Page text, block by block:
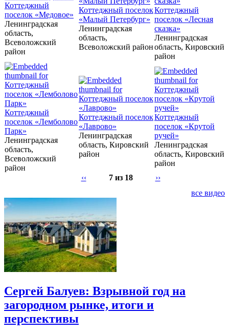
Коттеджный
поселок «Медовое»
Ленинградская
область,
Всеволожский
район
Коттеджный поселок
«Малый Петербург»
Ленинградская
область,
Всеволожский район
Коттеджный
поселок «Лесная
сказка»
Ленинградская
область, Кировский
район
Коттеджный
поселок «Лемболово
Парк»
Ленинградская
область,
Всеволожский
район
Коттеджный поселок
«Лаврово»
Ленинградская
область, Кировский
район
Коттеджный
поселок «Крутой
ручей»
Ленинградская
область, Кировский
район
‹‹
7 из 18
››
все видео
Сергей Балуев: Взрывной год на
загородном рынке, итоги и
перспективы